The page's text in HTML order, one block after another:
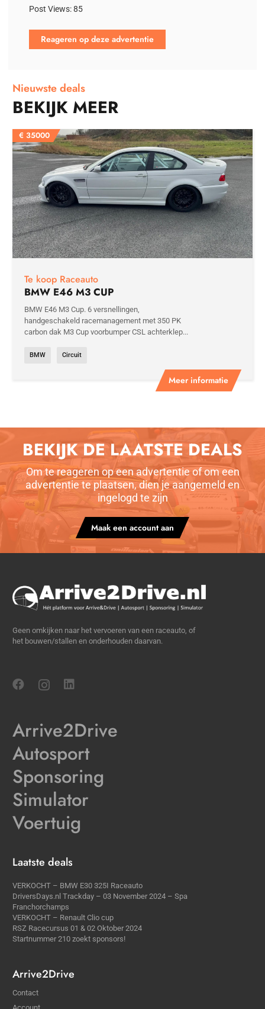
Post Views:85
Reageren op deze advertentie
Nieuwste deals
BEKIJK MEER
€ 35000
Meer informatie
Te koop Raceauto
BMW E46 M3 CUP
BMW E46 M3 Cup. 6 versnellingen,
handgeschakeld racemanagement met 350 PK
carbon dak M3 Cup voorbumper CSL achterklep...
BMW Circuit
BEKIJK DE LAATSTE DEALS
Om te reageren op een advertentie of om een
advertentie te plaatsen, dien je aangemeld en
ingelogd te zijn
Maak een account aan
Geen omkijken naar het vervoeren van een raceauto, of
het bouwen/stallen en onderhouden daarvan.
Arrive2Drive
Autosport
Sponsoring
Simulator
Voertuig
Laatste deals
VERKOCHT – BMW E30 325I Raceauto
DriversDays.nl Trackday – 03 November 2024 – Spa
Franchorchamps
VERKOCHT – Renault Clio cup
RSZ Racecursus 01 & 02 Oktober 2024
Startnummer 210 zoekt sponsors!
Arrive2Drive
Contact